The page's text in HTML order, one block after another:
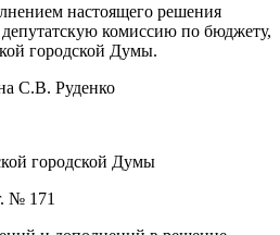
настоящего решения
комиссию по бюджету,
городской Думы.
С.В. Руденко
городской Думы
№ 171